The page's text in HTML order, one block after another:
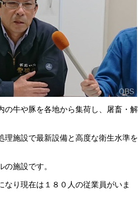
の牛や豚を各地から集荷し、屠畜・解
理施設で最新設備と高度な衛生水準を
の施設です。
なり現在は１８０人の従業員がいま